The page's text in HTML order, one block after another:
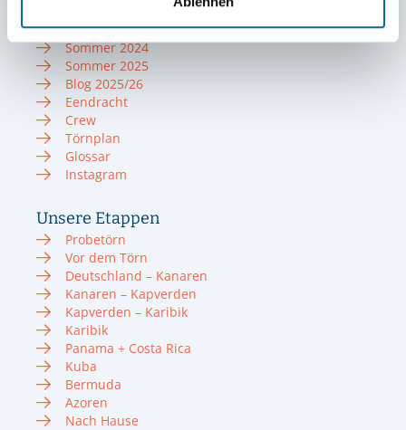
Sommer 2023
Sommer 2024
Sommer 2025
Blog 2025/26
Eendracht
Crew
Törnplan
Glossar
Instagram
Unsere Etappen
Probetörn
Vor dem Törn
Deutschland – Kanaren
Kanaren – Kapverden
Kapverden – Karibik
Karibik
Panama + Costa Rica
Kuba
Bermuda
Azoren
Nach Hause